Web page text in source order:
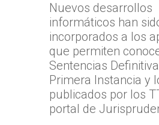
Nuevos desarrollos
informáticos han
incorporados a los
que permiten
Sentencias
Primera Instancia y
publicados por los
portal de